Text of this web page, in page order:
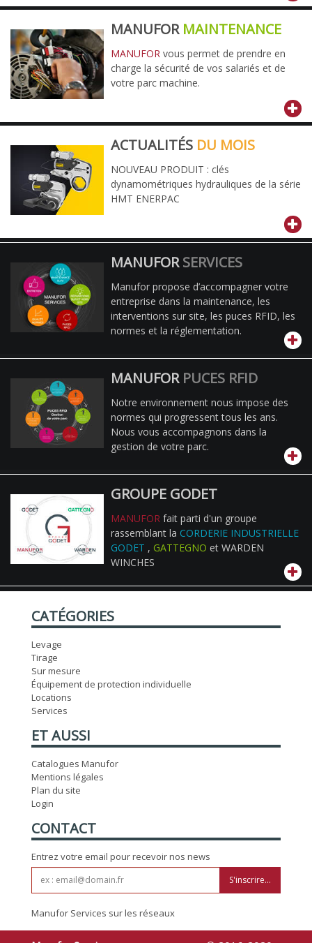
MANUFOR MAINTENANCE
MANUFORvous permet de prendre en
charge la sécurité de vos salariés et de
votre parc machine.
ACTUALITÉS DU MOIS
NOUVEAU PRODUIT : clés
dynamométriques hydrauliques de la série
HMT ENERPAC
MANUFORSERVICES
Manufor propose d’accompagner votre
entreprise dans la maintenance, les
interventions sur site, les puces RFID, les
normes et la réglementation.
MANUFOR PUCES RFID
Notre environnement nous impose des
normes qui progressent tous les ans.
Nous vous accompagnons dans la
gestion de votre parc.
GROUPE GODET
MANUFORfait parti d'un groupe
rassemblant la CORDERIE INDUSTRIELLE
GODET , GATTEGNO et WARDEN
WINCHES
CATÉGORIES
Levage
Tirage
Sur mesure
Équipement de protection individuelle
Locations
Services
ET AUSSI
Catalogues Manufor
Mentions légales
Plan du site
Login
CONTACT
Entrez votre email pour recevoir nos news
S'inscrire...
Manufor Services sur les réseaux